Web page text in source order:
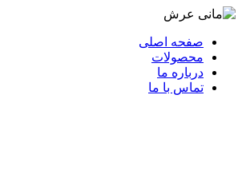
صفحه اصلی
محصولات
درباره ما
تماس با ما